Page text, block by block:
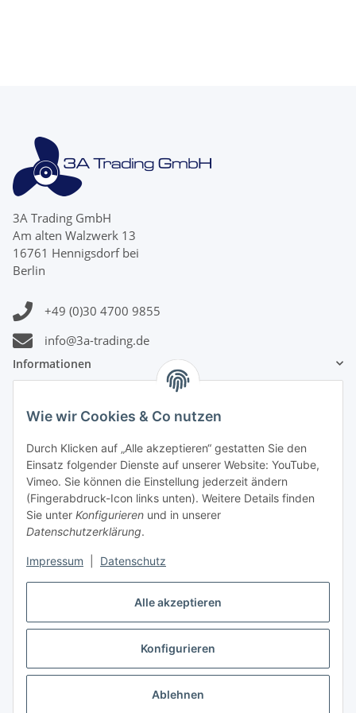
Alle akzeptieren
Konfigurieren
Ablehnen
Wie wir Cookies & Co nutzen
Durch Klicken auf „Alle akzeptieren“ gestatten Sie den
Einsatz folgender Dienste auf unserer Website: YouTube,
Vimeo. Sie können die Einstellung jederzeit ändern
(Fingerabdruck-Icon links unten). Weitere Details finden
Sie unter Konfigurieren und in unserer
Datenschutzerklärung.
Impressum Datenschutz
3A Trading GmbH
Am alten Walzwerk 13
16761 Hennigsdorf bei
Berlin
+49 (0)30 4700 9855
info@3a-trading.de
Informationen
Zahlungsinformationen
Versandinformationen
Vertrag widerrufen
* Alle Preise inkl. gesetzlicher USt., zzgl.Versand